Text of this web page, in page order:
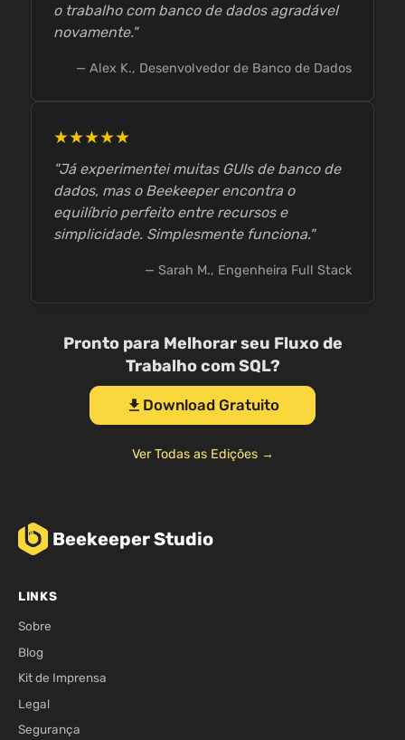
o trabalho com banco de dados agradável
novamente."
— Alex K., Desenvolvedor de Banco de Dados
★★★★★
"Já experimentei muitas GUIs de banco de
dados, mas o Beekeeper encontra o
equilíbrio perfeito entre recursos e
simplicidade. Simplesmente funciona."
— Sarah M., Engenheira Full Stack
Pronto para Melhorar seu Fluxo de
Trabalho com SQL?
download Download Gratuito
Ver Todas as Edições →
Beekeeper Studio
LINKS
Sobre
Blog
Kit de Imprensa
Legal
Segurança